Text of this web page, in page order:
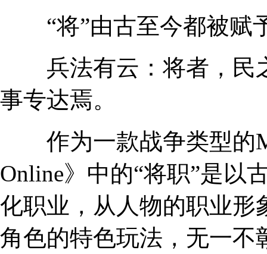
“将”由古至今都被赋
兵法有云：将者，民
事专达焉。
作为一款战争类型的
Online》中的“将职”是以
化职业，从人物的职业形
角色的特色玩法，无一不